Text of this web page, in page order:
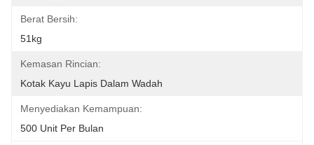
Berat Bersih:
51kg
Kemasan Rincian:
Kotak Kayu Lapis Dalam Wadah
Menyediakan Kemampuan:
500 Unit Per Bulan